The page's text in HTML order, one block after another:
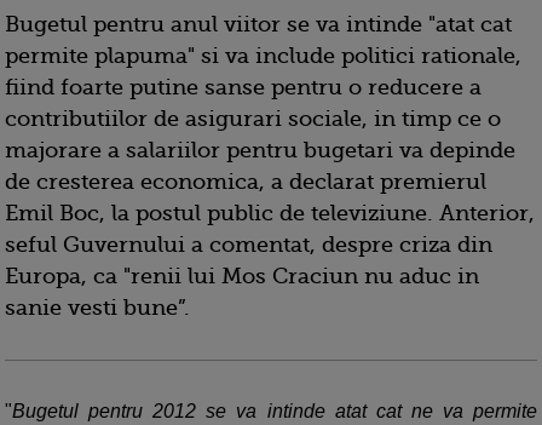
Bugetul pentru anul viitor se va intinde "atat cat
permite plapuma" si va include politici rationale,
fiind foarte putine sanse pentru o reducere a
contributiilor de asigurari sociale, in timp ce o
majorare a salariilor pentru bugetari va depinde
de cresterea economica, a declarat premierul
Emil Boc, la postul public de televiziune. Anterior,
seful Guvernului a comentat, despre criza din
Europa, ca "renii lui Mos Craciun nu aduc in
sanie vesti bune”.
"Bugetul pentru 2012 se va intinde atat cat ne va permite